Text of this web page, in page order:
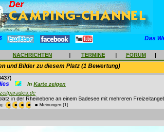
Das
NACHRICHTEN | TERMINE | FORUM |
und Bilder zu diesem Platz (1 Bewertung)
Karte zeigen
in der Rheinebene an einem Badesee mit mehreren
Meinungen (1)